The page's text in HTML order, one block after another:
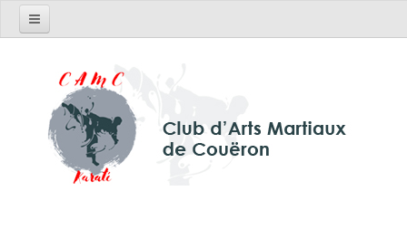
Horaires et tarifs
Actualités
Contactez-nous